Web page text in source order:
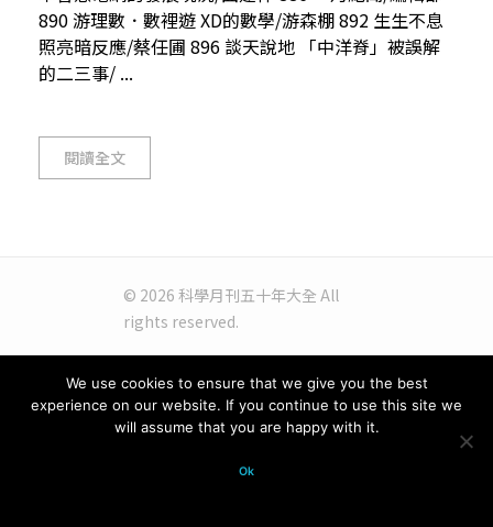
890 游理數．數裡遊 XD的數學/游森棚 892 生生不息
照亮暗反應/蔡任圃 896 談天說地 「中洋脊」被誤解
的二三事/ ...
閱讀全文
© 2026 科學月刊五十年大全 All
rights reserved.
We use cookies to ensure that we give you the best
experience on our website. If you continue to use this site we
will assume that you are happy with it.
Ok